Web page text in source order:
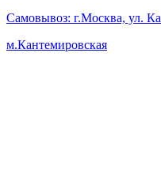
Самовывоз: г.Москва, ул.
м.Кантемировская